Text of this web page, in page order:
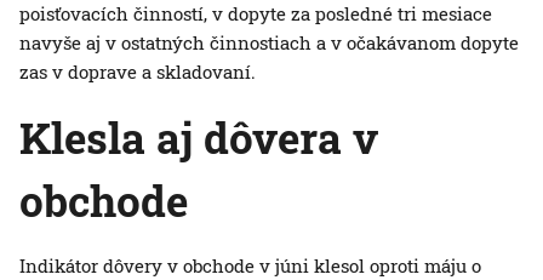
poisťovacích činností, v dopyte za posledné tri mesiace
navyše aj v ostatných činnostiach a v očakávanom dopyte
zas v doprave a skladovaní.
Klesla aj dôvera v
obchode
Indikátor dôvery v obchode v júni klesol oproti máju o